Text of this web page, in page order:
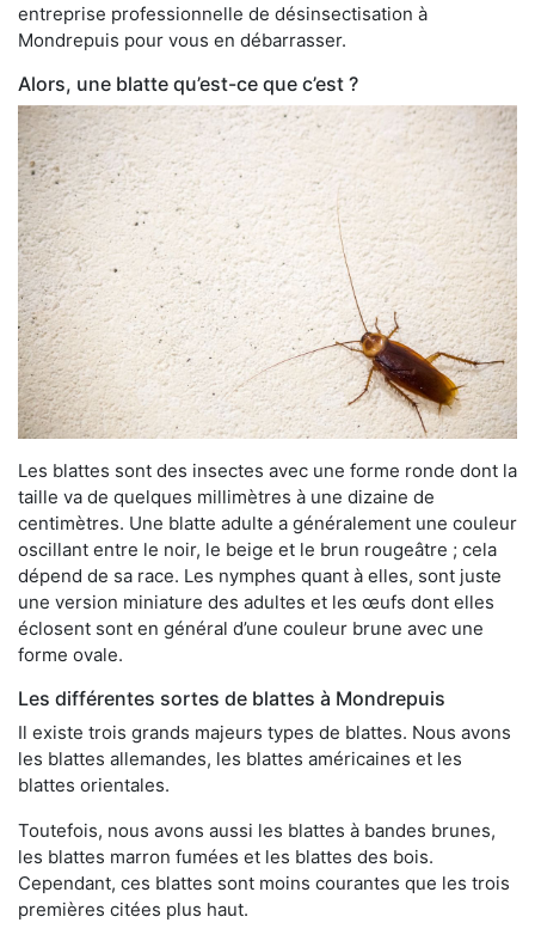
entreprise professionnelle de désinsectisation à
Mondrepuis pour vous en débarrasser.
Alors, une blatte qu’est-ce que c’est ?
Les blattes sont des insectes avec une forme ronde dont la
taille va de quelques millimètres à une dizaine de
centimètres. Une blatte adulte a généralement une couleur
oscillant entre le noir, le beige et le brun rougeâtre ; cela
dépend de sa race. Les nymphes quant à elles, sont juste
une version miniature des adultes et les œufs dont elles
éclosent sont en général d’une couleur brune avec une
forme ovale.
Les différentes sortes de blattes à Mondrepuis
Il existe trois grands majeurs types de blattes. Nous avons
les blattes allemandes, les blattes américaines et les
blattes orientales.
Toutefois, nous avons aussi les blattes à bandes brunes,
les blattes marron fumées et les blattes des bois.
Cependant, ces blattes sont moins courantes que les trois
premières citées plus haut.